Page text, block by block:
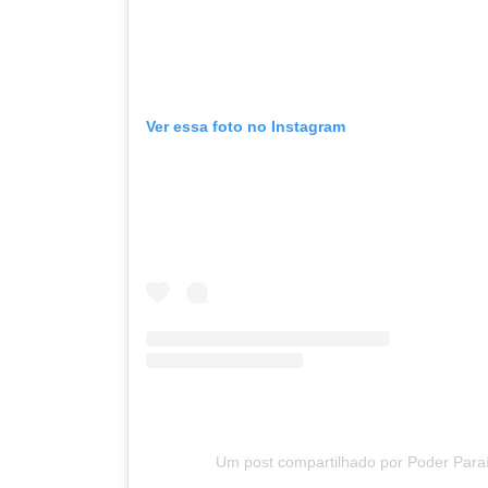
Ver essa foto no Instagram
Um post compartilhado por Poder